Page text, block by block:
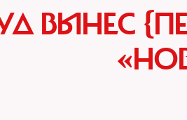
ВЫНЕС